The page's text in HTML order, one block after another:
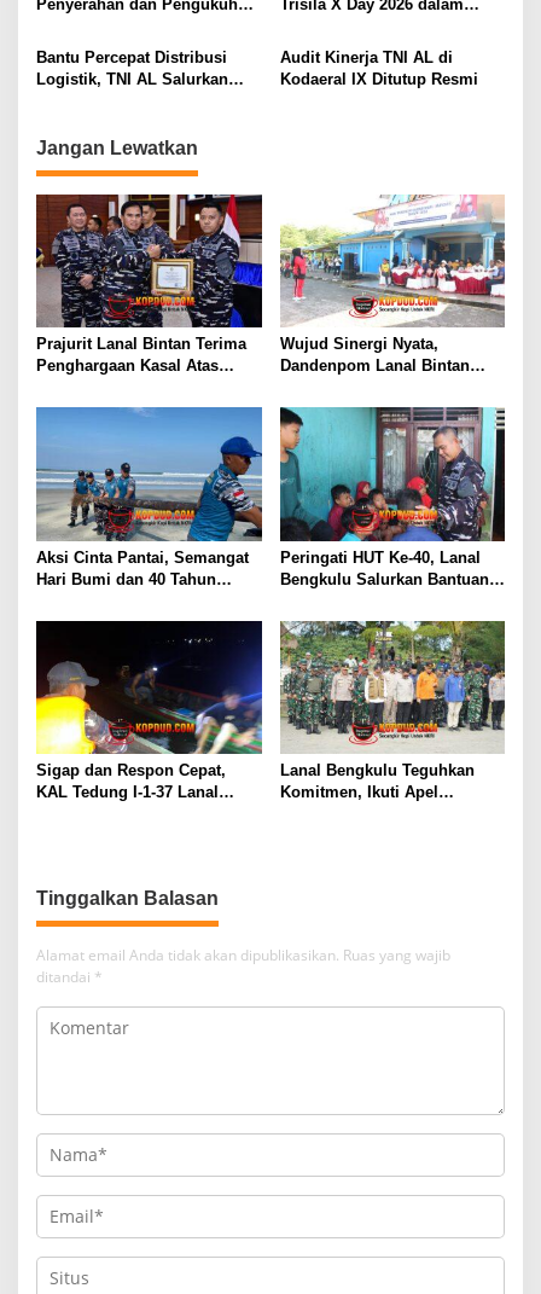
SENILAI RP 173,6 MILYAR
Penyerahan dan Pengukuhan
Lingkungan Kodaeral X
Trisila X Day 2026 dalam
Samudera
Bantu Percepat Distribusi
Logistik, TNI AL Salurkan
Aceh
Audit Kinerja TNI AL di
Kodaeral IX Ditutup Resmi
Jangan Lewatkan
Prajurit Lanal Bintan Terima
Penghargaan Kasal Atas
Penyelundupan Narkotika
Wujud Sinergi Nyata,
Dandenpom Lanal Bintan
2026 di Tanjungpinang
Aksi Cinta Pantai, Semangat
Hari Bumi dan 40 Tahun
Peringati HUT Ke-40, Lanal
Bengkulu Salurkan Bantuan
Sigap dan Respon Cepat,
KAL Tedung I-1-37 Lanal
Lanal Bengkulu Teguhkan
Komitmen, Ikuti Apel
Tinggalkan Balasan
Alamat email Anda tidak akan dipublikasikan. Ruas yang wajib
ditandai *